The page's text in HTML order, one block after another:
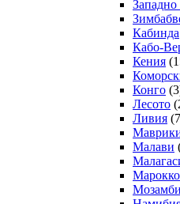
Западно
Кабинда
Кабо-
Кения
Конго
Лесото
Ливия
Малави
Марокко